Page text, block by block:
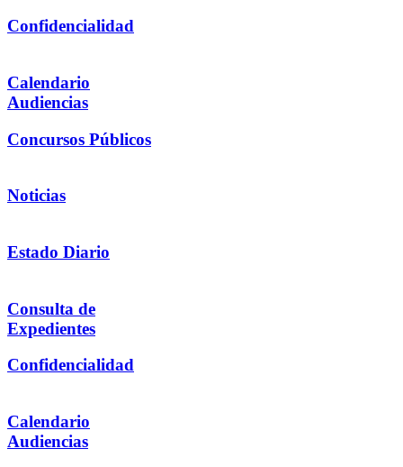
Confidencialidad
Calendario
Audiencias
Concursos Públicos
Noticias
Estado Diario
Consulta de
Expedientes
Confidencialidad
Calendario
Audiencias